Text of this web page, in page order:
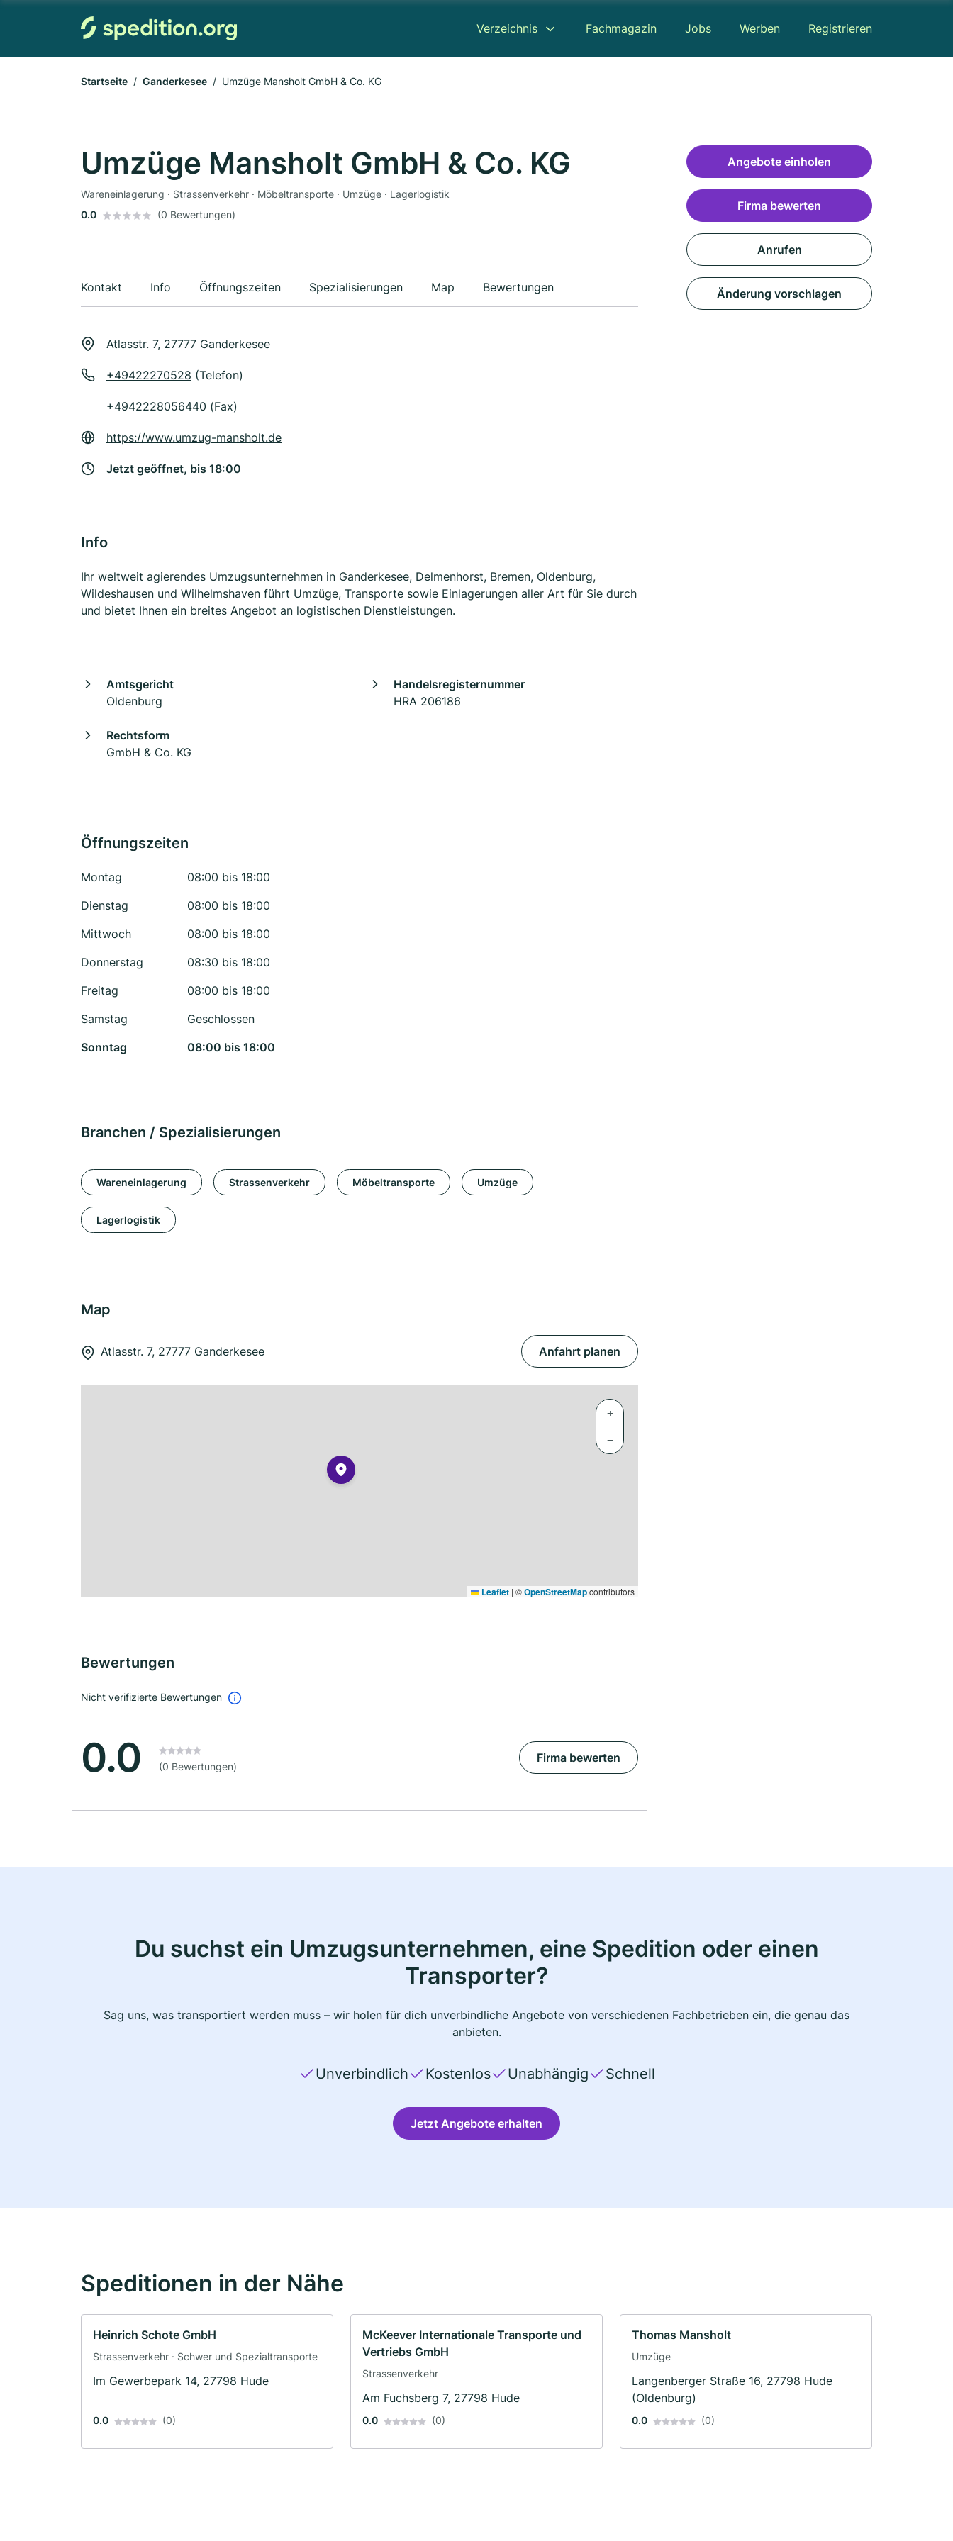
Verzeichnis Fachmagazin Jobs Werben Registrieren
Startseite Ganderkesee Umzüge Mansholt GmbH & Co. KG
Umzüge Mansholt GmbH & Co. KG
Wareneinlagerung · Strassenverkehr · Möbeltransporte · Umzüge · Lagerlogistik
0.0
(0 Bewertungen)
Kontakt Info Öffnungszeiten Spezialisierungen Map Bewertungen
Atlasstr. 7, 27777 Ganderkesee
+49422270528 (Telefon)
+4942228056440 (Fax)
https://www.umzug-mansholt.de
Jetzt geöffnet, bis 18:00
Info
Ihr weltweit agierendes Umzugsunternehmen in Ganderkesee, Delmenhorst, Bremen, Oldenburg,
Wildeshausen und Wilhelmshaven führt Umzüge, Transporte sowie Einlagerungen aller Art für Sie durch
und bietet Ihnen ein breites Angebot an logistischen Dienstleistungen.
Amtsgericht
Oldenburg
Handelsregisternummer
HRA 206186
Rechtsform
GmbH & Co. KG
Öffnungszeiten
Montag
08:00 bis 18:00
Dienstag
08:00 bis 18:00
Mittwoch
08:00 bis 18:00
Donnerstag
08:30 bis 18:00
Freitag
08:00 bis 18:00
Samstag
Geschlossen
Sonntag
08:00 bis 18:00
Branchen / Spezialisierungen
Wareneinlagerung Strassenverkehr Möbeltransporte Umzüge
Lagerlogistik
Map
Atlasstr. 7, 27777 Ganderkesee Anfahrt planen
+
−
Leaflet | ©OpenStreetMapcontributors
Bewertungen
Nicht verifizierte Bewertungen
0.0 (0 Bewertungen)
Firma bewerten
Angebote einholen
Firma bewerten
Anrufen
Änderung vorschlagen
Du suchst ein Umzugsunternehmen, eine Spedition oder einen
Transporter?
Sag uns, was transportiert werden muss – wir holen für dich unverbindliche Angebote von verschiedenen Fachbetrieben ein, die genau das
anbieten.
Unverbindlich Kostenlos Unabhängig Schnell
Jetzt Angebote erhalten
Speditionen in der Nähe
Heinrich Schote GmbH
Strassenverkehr · Schwer und Spezialtransporte
Im Gewerbepark 14, 27798 Hude
0.0 (0)
McKeever Internationale Transporte und
Vertriebs GmbH
Strassenverkehr
Am Fuchsberg 7, 27798 Hude
0.0 (0)
Thomas Mansholt
Umzüge
Langenberger Straße 16, 27798 Hude
(Oldenburg)
0.0 (0)